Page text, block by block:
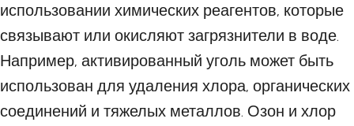
использовании химических реагентов, которые
связывают или окисляют загрязнители в воде.
Например, активированный уголь может быть
использован для удаления хлора, органических
соединений и тяжелых металлов. Озон и хлор